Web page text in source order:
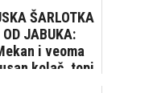
ŠARLOTKA
OD JABUKA:
i veoma
kolač, topi